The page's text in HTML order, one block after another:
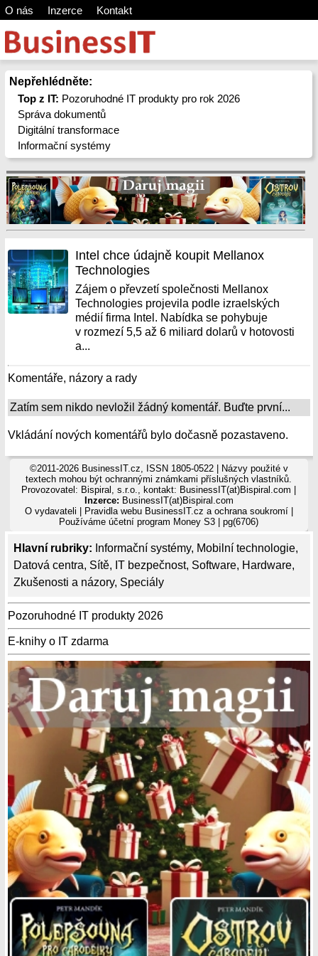
O nás Inzerce Kontakt
Nepřehlédněte:
Top z IT: Pozoruhodné IT produkty pro rok 2026
Správa dokumentů
Digitální transformace
Informační systémy
Hlavní rubriky: Informační systémy, Mobilní technologie,
Datová centra, Sítě, IT bezpečnost, Software, Hardware,
Zkušenosti a názory, Speciály
Pozoruhodné IT produkty 2026
E-knihy o IT zdarma
Intel chce údajně koupit Mellanox
Technologies
Zájem o převzetí společnosti Mellanox
Technologies projevila podle izraelských
médií firma Intel. Nabídka se pohybuje
v rozmezí 5,5 až 6 miliard dolarů v hotovosti
a...
Komentáře, názory a rady
Zatím sem nikdo nevložil žádný komentář. Buďte první...
Vkládání nových komentářů bylo dočasně pozastaveno.
©2011-2026 BusinessIT.cz, ISSN 1805-0522 | Názvy použité v
textech mohou být ochrannými známkami příslušných vlastníků.
Provozovatel: Bispiral, s.r.o., kontakt: BusinessIT(at)Bispiral.com |
Inzerce: BusinessIT(at)Bispiral.com
O vydavateli
Pravidla webu BusinessIT.cz a ochrana soukromí|
Používámeúčetní program Money S3 | pg(6706)